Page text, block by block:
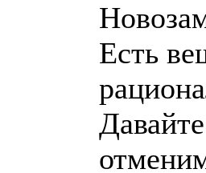
Есть
Давайте